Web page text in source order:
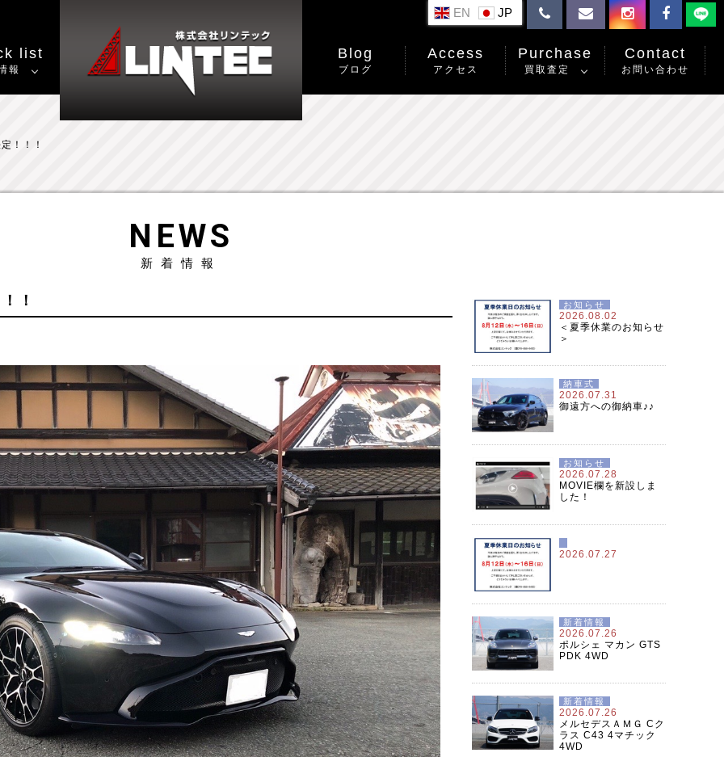
list
報
Blog
ブログ
Access
アクセス
Purchase
買取査定
Contact
お問い合わせ
EN
！！！
NEWS
新着情報
！ お知らせ
2026.08.02
＜夏季休業のお知らせ
＞
納車式
2026.07.31
御遠方への御納車♪♪
お知らせ
2026.07.28
MOVIE欄を新設しま
した！
2026.07.27
新着情報
2026.07.26
ポルシェ マカン GTS
PDK 4WD
新着情報
2026.07.26
メルセデスＡＭＧ Cク
ラス C43 4マチック
4WD